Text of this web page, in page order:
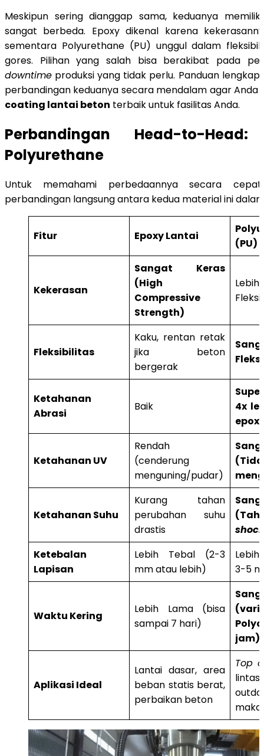
Meskipun sering dianggap sama, keduanya
sangat berbeda. Epoxy dikenal karena
sementara Polyurethane (PU) unggul dalam
gores. Pilihan yang salah bisa berakibat pada
downtime produksi yang tidak perlu. Panduan
perbandingan keduanya secara mendalam agar Anda
coating lantai beton terbaik untuk fasilitas Anda.
Perbandingan Head-to-
Polyurethane
Untuk memahami perbedaannya secara
perbandingan langsung antara kedua material ini
Fitur Epoxy Lantai
(PU)
Kekerasan
Sangat Keras
(High
Compressive
Strength)
Fleksibilitas
Kaku, rentan retak
jika beton
bergerak
Ketahanan
Abrasi
Baik
4x
Ketahanan UV
Rendah
(cenderung
menguning/pudar)
Ketahanan Suhu
Kurang tahan
perubahan suhu
drastis
shock
Ketebalan
Lapisan
Lebih Tebal (2-3
mm atau lebih)
3-5
Waktu Kering
Lebih Lama (bisa
sampai 7 hari)
jam)
Aplikasi Ideal
Lantai dasar, area
beban statis berat,
perbaikan beton
Top